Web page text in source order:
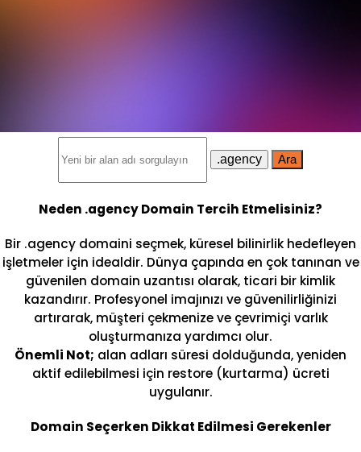
.agency Ara
Neden .agency Domain Tercih Etmelisiniz?
Bir .agency domaini seçmek, küresel bilinirlik hedefleyen
işletmeler için idealdir. Dünya çapında en çok tanınan ve
güvenilen domain uzantısı olarak, ticari bir kimlik
kazandırır. Profesyonel imajınızı ve güvenilirliğinizi
artırarak, müşteri çekmenize ve çevrimiçi varlık
oluşturmanıza yardımcı olur.
Önemli Not; alan adları süresi dolduğunda, yeniden
aktif edilebilmesi için restore (kurtarma) ücreti
uygulanır.
Domain Seçerken Dikkat Edilmesi Gerekenler